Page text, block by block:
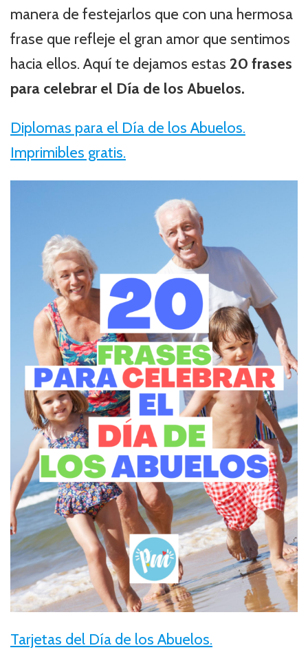
manera de festejarlos que con una hermosa
frase que refleje el gran amor que sentimos
hacia ellos. Aquí te dejamos estas 20 frases
para celebrar el Día de los Abuelos.
Diplomas para el Día de los Abuelos.
Imprimibles gratis.
Tarjetas del Día de los Abuelos.